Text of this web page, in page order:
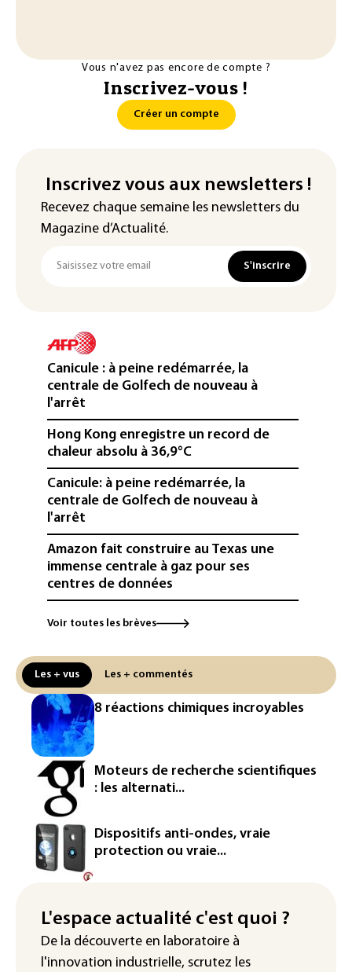
Vous n'avez pas encore de compte ?
Inscrivez-vous !
Créer un compte
Inscrivez vous aux newsletters !
Recevez chaque semaine les newsletters du
Magazine d’Actualité.
S'inscrire
Canicule : à peine redémarrée, la
centrale de Golfech de nouveau à
l'arrêt
Hong Kong enregistre un record de
chaleur absolu à 36,9°C
Canicule: à peine redémarrée, la
centrale de Golfech de nouveau à
l'arrêt
Amazon fait construire au Texas une
immense centrale à gaz pour ses
centres de données
L'UE demande à Meta et TikTok de
Ceuta
L'Europe se prépare à une baisse de la
production d'électricité lors de l'éclipse
solaire
La métropole de Rouen porte plainte
contre BASF pour pollution aux PFAS
Canicule: à l'arrêt depuis fin juillet, la
centrale de Golfech reconnectée au
réseau
Véhicules de livraison autonomes: la
homologation
Iris³: Eutelsat investira 3,4 milliards
d'euros dans la future constellation
Voir toutes les brèves
Les + vus Les + commentés
8 réactions chimiques incroyables
Moteurs de recherche scientifiques
: les alternati...
Dispositifs anti-ondes, vraie
protection ou vraie...
L'espace actualité c'est quoi ?
De la découverte en laboratoire à
l'innovation industrielle, scrutez les